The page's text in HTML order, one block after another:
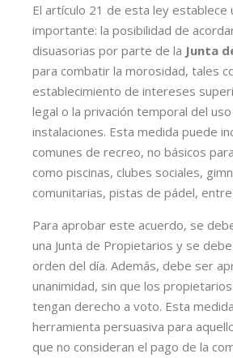
El artículo 21 de esta ley establece
importante: la posibilidad de
disuasorias por parte de la Junta
para combatir la morosidad, tales
establecimiento de intereses
legal o la privación temporal del
instalaciones. Esta medida puede
comunes de recreo, no básicos
como piscinas, clubes sociales,
comunitarias, pistas de pádel,
Para aprobar este acuerdo, se
una Junta de Propietarios y se
orden del día. Además, debe ser
unanimidad, sin que los
tengan derecho a voto. Esta
herramienta persuasiva para
que no consideran el pago de la